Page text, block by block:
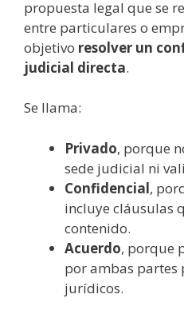
propuesta legal que se
entre particulares o
objetivo resolver un
judicial directa.
Se llama:
Privado, porque
sede judicial ni
Confidencial,
incluye cláusulas
contenido.
Acuerdo, porque
por ambas partes
jurídicos.